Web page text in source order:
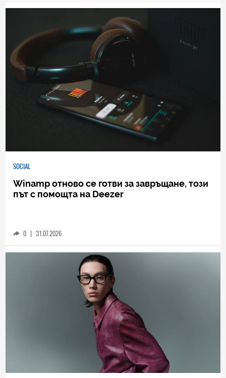
SOCIAL
Winamp отново се готви за завръщане, този
път с помощта на Deezer
0 | 31.07.2026